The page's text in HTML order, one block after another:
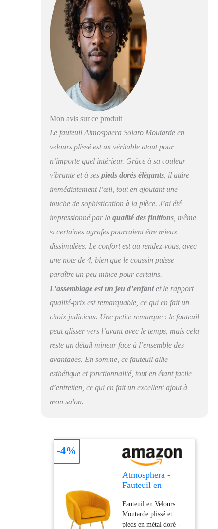
rembourrage : Mousse
Polyuréthane - Coussin
déhoussable - Poids :
10,95 kg -
Mon avis sur ce produit
Le fauteuil Atmosphera Solaro Moutarde en
velours plissé est un véritable atout pour
n’importe quel intérieur. Grâce à sa couleur
vibrante et à ses pieds dorés élégants, il attire
immédiatement l’œil, tout en ajoutant une
touche de sophistication à la pièce. J’ai été
impressionné par la qualité des finitions, même
si certaines agrafes pourraient être mieux
dissimulées. Le confort est au rendez-vous, avec
une note de 4, bien que le coussin puisse
paraître un peu mince pour certains.
L’assemblage est un jeu d’enfantet le rapport
qualité-prix est remarquable, ce qui en fait un
choix judicieux. Une petite remarque : le fauteuil
peut glisser vers l’avant avec le temps, mais cela
reste un détail mineur face à l’ensemble des
avantages. En somme, ce fauteuil allie
esthétique et fonctionnalité, tout en étant facile
d’entretien, ce qui en fait un excellent ajout à
mon salon.
Atmosphera -
Fauteuil en
plissé H 78 cm
Solaro
Fauteuil en Velours
Moutarde plissé et
pieds en métal doré -
-4%